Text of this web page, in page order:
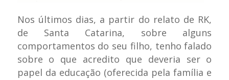
Nos últimos dias, a partir do relato de RK,
de Santa Catarina, sobre alguns
comportamentos do seu filho, tenho falado
sobre o que acredito que deveria ser o
papel da educação (oferecida pela família e